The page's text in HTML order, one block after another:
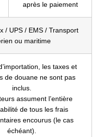
après le paiement
/ UPS / EMS / Transport
ou maritime
les taxes et
de douane ne sont pas
inclus.
assument l’entière
de tous les frais
encourus (le cas
échéant).